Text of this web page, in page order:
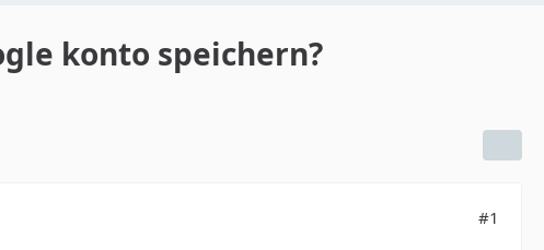
konto speichern?
#1